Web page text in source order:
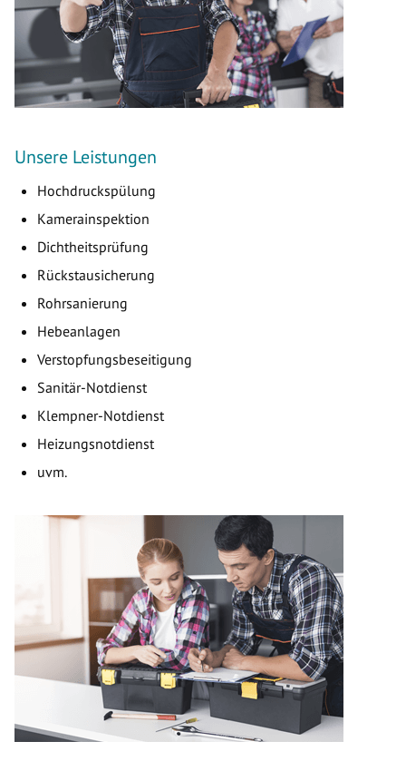
Unsere Leistungen
Hochdruckspülung
Kamerainspektion
Dichtheitsprüfung
Rückstausicherung
Rohrsanierung
Hebeanlagen
Verstopfungsbeseitigung
Sanitär-Notdienst
Klempner-Notdienst
Heizungsnotdienst
uvm.